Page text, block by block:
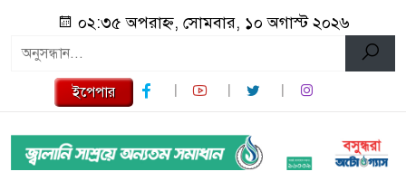
০২:৩৫ অপরাহ্ন, সোমবার, ১০ অগাস্ট ২০২৬
ইপেপার